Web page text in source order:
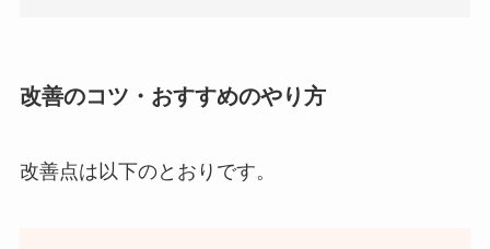
改善のコツ・おすすめのやり方
改善点は以下のとおりです。